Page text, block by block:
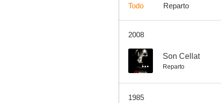
Todo Reparto
2008
-- Son Cellat
Reparto
1985